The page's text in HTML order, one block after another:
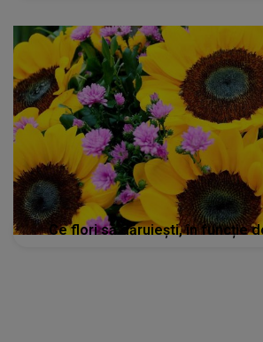
Ce flori să dăruiești, în funcție